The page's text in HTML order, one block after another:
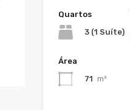
Quartos
3 (1 Suíte)
Área
71 m²